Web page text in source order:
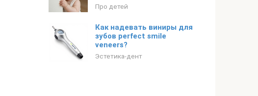
Про детей
Как надевать виниры для
зубов perfect smile
veneers?
Эстетика-дент